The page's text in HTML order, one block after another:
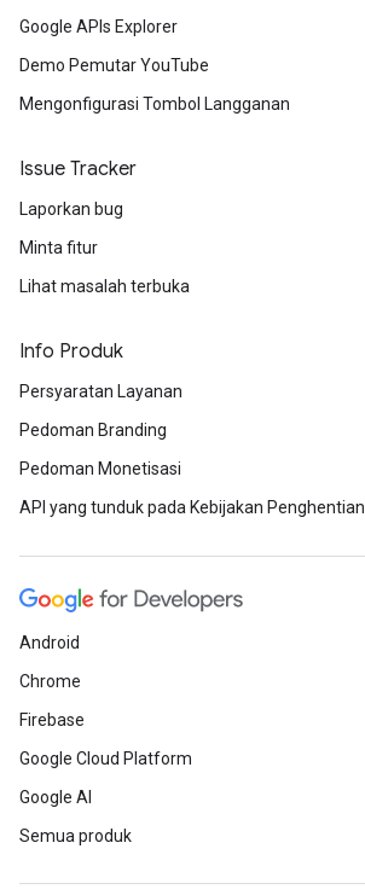
Google APIs Explorer
Demo Pemutar YouTube
Mengonfigurasi Tombol Langganan
Issue Tracker
Laporkan bug
Minta fitur
Lihat masalah terbuka
Info Produk
Persyaratan Layanan
Pedoman Branding
Pedoman Monetisasi
API yang tunduk pada Kebijakan Penghentian
Android
Chrome
Firebase
Google Cloud Platform
Google AI
Semua produk